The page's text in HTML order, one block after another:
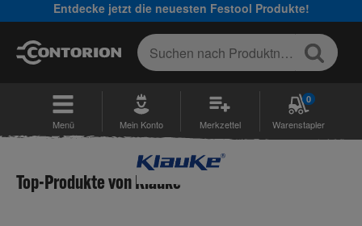
Entdecke jetzt die neuesten Festool Produkte!
Menü Mein Konto Merkzettel
0
Warenstapler
Top-Produkte von Klauke